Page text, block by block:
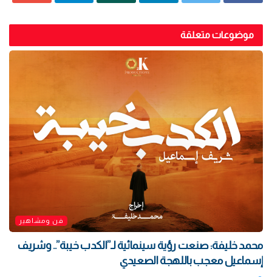
موضوعات متعلقة
فن ومشاهير
محمد خليفة: صنعت رؤية سينمائية لـ”الكدب خيبة”.. وشريف
إسماعيل معجب باللهجة الصعيدي